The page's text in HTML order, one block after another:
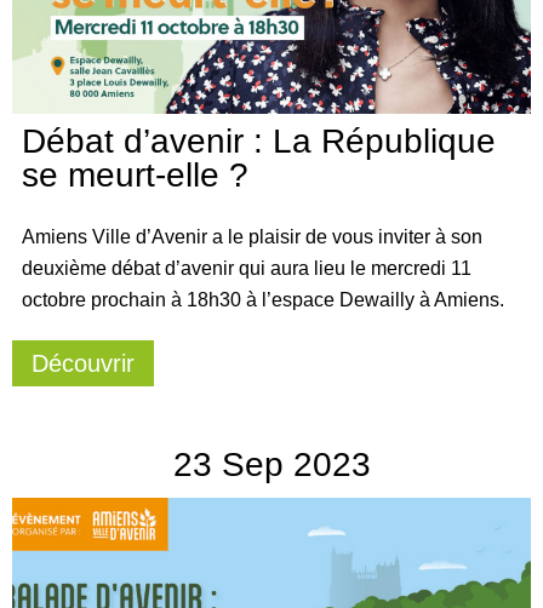
Débat d’avenir : La République
se meurt-elle ?
Amiens Ville d’Avenir a le plaisir de vous inviter à son
deuxième débat d’avenir qui aura lieu le mercredi 11
octobre prochain à 18h30 à l’espace Dewailly à Amiens.
Découvrir
23 Sep 2023